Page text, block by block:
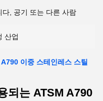
다, 공기 또는 다른 사람
산업
이중 스테인레스 스틸
되는 ATSM A790